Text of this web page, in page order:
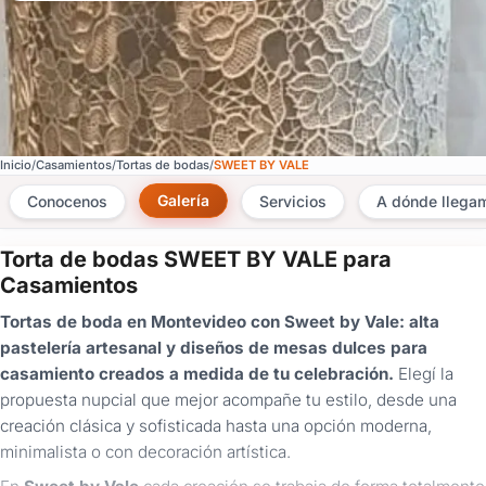
Inicio Casamientos Tortas de bodas SWEET BY VALE
Conocenos Galería Servicios A dónde
Torta de bodas SWEET BY VALE para
Casamientos
Tortas de boda en Montevideo con Sweet by Vale: alta
pastelería artesanal y diseños de mesas dulces para
casamiento creados a medida de tu celebración. Elegí la
propuesta nupcial que mejor acompañe tu estilo, desde una
creación clásica y sofisticada hasta una opción moderna,
minimalista o con decoración artística.
×
Consultar
¿Ya
tenés
cuenta?
Iniciá
sesión
aquí